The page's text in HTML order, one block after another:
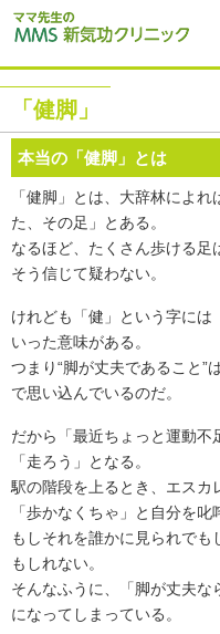
「健脚」
本当の「健脚 」とは
「健脚」とは、大辞林によ
た、その足」とある。
なるほど、たくさん歩ける足
そう信じて疑わない。
けれども「健」という字には
いった意味がある。
つまり“脚が丈夫であること”
で思い込んでいるのだ。
だから「最近ちょっと運動不
「走ろう」となる。
駅の階段を上るとき、エスカ
「歩かなくちゃ」と自分を叱
もしそれを誰かに見られで
もしれない。
そんなふうに、「脚が丈夫
になってしまっている。